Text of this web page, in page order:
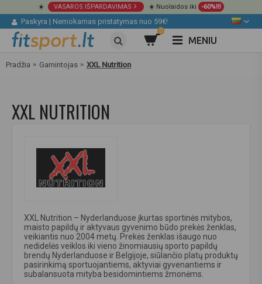
☀️ VASAROS IŠPARDAVIMAS ☀️ Nuolaidos iki -60%!!!
Paskyra | Nemokamas pristatymas nuo 59€!
0
MENIU
Pradžia Gamintojas XXL Nutrition
XXL NUTRITION
XXL Nutrition – Nyderlanduose įkurtas sportinės mitybos,
maisto papildų ir aktyvaus gyvenimo būdo prekės ženklas,
veikiantis nuo 2004 metų. Prekės ženklas išaugo nuo
nedidelės veiklos iki vieno žinomiausių sporto papildų
brendų Nyderlanduose ir Belgijoje, siūlančio platų produktų
pasirinkimą sportuojantiems, aktyviai gyvenantiems ir
subalansuota mityba besidomintiems žmonėms.